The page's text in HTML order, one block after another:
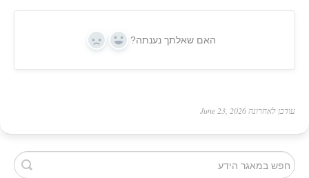
האם שאלתך נענתה? Yes
No
עודכן לאחרונה June 23, 2026